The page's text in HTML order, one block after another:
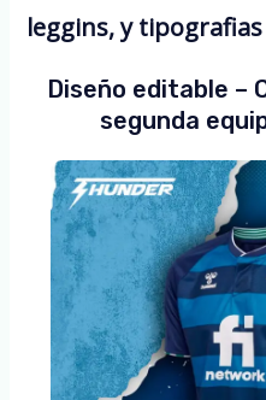
leggins, y
Diseño editable –
segunda